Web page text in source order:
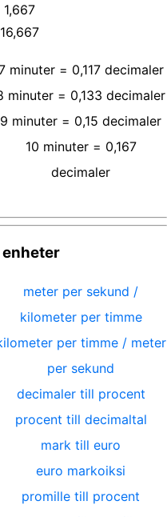
1,667
16,667
minuter= 0,117 decimaler
minuter = 0,133 decimaler
9 minuter = 0,15 decimaler
10 minuter= 0,167
decimaler
meter per sekund /
kilometer per timme
per timme / meter
per sekund
decimaler till procent
procent till decimaltal
mark till euro
euro markoiksi
promille till procent